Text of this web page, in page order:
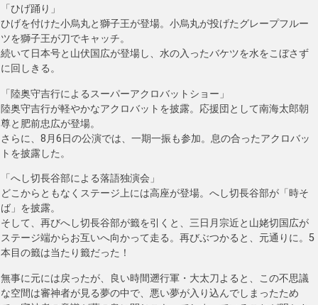
「ひげ踊り」
ひげを付けた小烏丸と獅子王が登場。小烏丸が投げたグレープフルー
ツを獅子王が刀でキャッチ。
続いて日本号と山伏国広が登場し、水の入ったバケツを水をこぼさず
に回しきる。
「陸奥守吉行によるスーパーアクロバットショー」
陸奥守吉行が軽やかなアクロバットを披露。応援団として南海太郎朝
尊と肥前忠広が登場。
さらに、8月6日の公演では、一期一振も参加。息の合ったアクロバッ
トを披露した。
「へし切長谷部による落語独演会」
どこからともなくステージ上には高座が登場。へし切長谷部が「時そ
ば」を披露。
そして、再びへし切長谷部が籤を引くと、三日月宗近と山姥切国広が
ステージ端からお互いへ向かって走る。再びぶつかると、元通りに。5
本目の籤は当たり籤だった！
無事に元には戻ったが、良い時間遡行軍・大太刀よると、この不思議
な空間は審神者が見る夢の中で、悪い夢が入り込んでしまったため